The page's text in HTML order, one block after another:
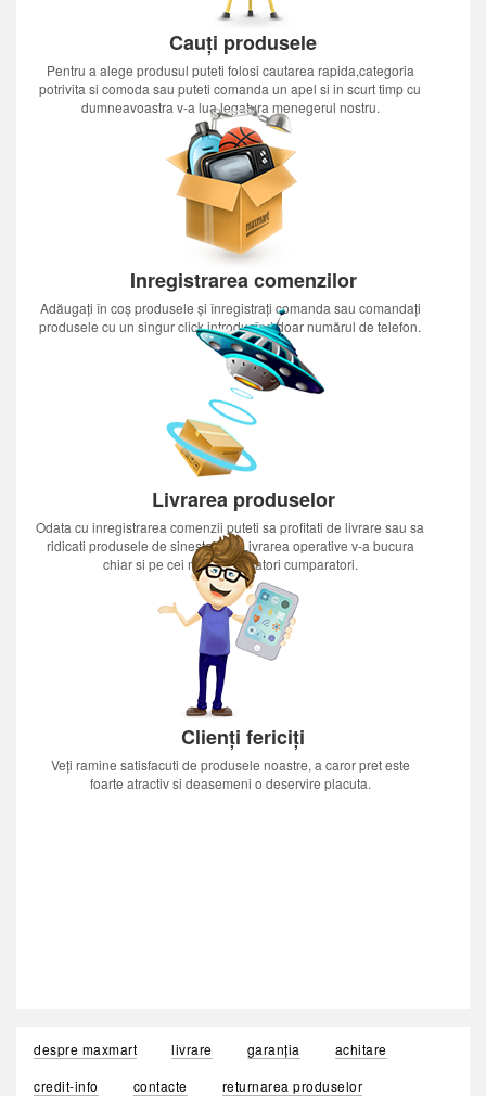
Cauți produsele
Pentru a alege produsul puteti folosi cautarea rapida,categoria
potrivita si comoda sau puteti comanda un apel si in scurt timp cu
dumneavoastra v-a lua legatura menegerul nostru.
Inregistrarea comenzilor
Adăugați în coș produsele și înregistrați comanda sau comandați
produsele cu un singur click introducînd doar numărul de telefon.
Livrarea produselor
Odata cu inregistrarea comenzii puteti sa profitati de livrare sau sa
ridicati produsele de sinestatator.Livrarea operative v-a bucura
chiar si pe cei mai nerabdatori cumparatori.
Clienți fericiți
Veți ramine satisfacuti de produsele noastre, a caror pret este
foarte atractiv si deasemeni o deservire placuta.
despre maxmart livrare garanția
achitare
credit-info
contacte
returnarea produselor